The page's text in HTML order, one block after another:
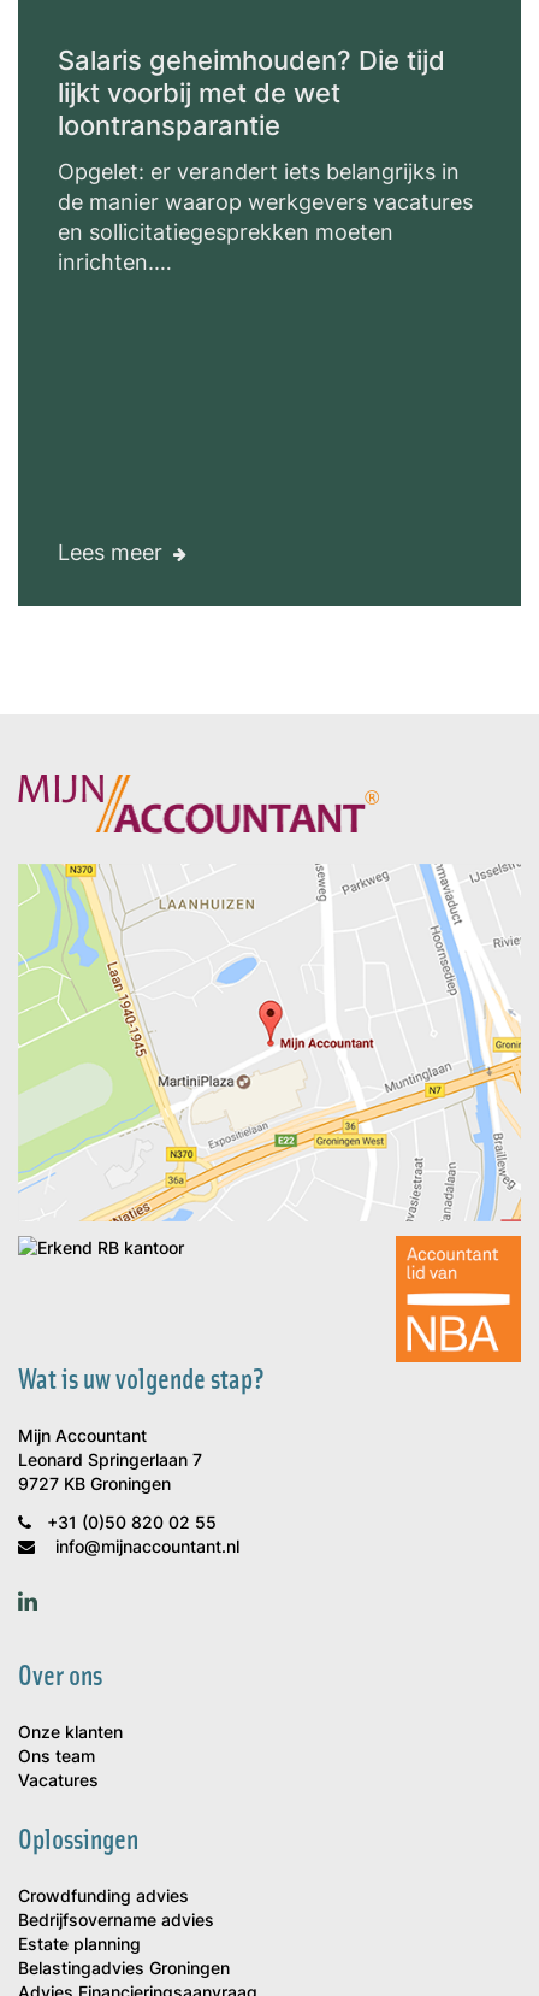
Salaris geheimhouden? Die tijd
lijkt voorbij met de wet
loontransparantie
Opgelet: er verandert iets belangrijks in
de manier waarop werkgevers vacatures
en sollicitatiegesprekken moeten
inrichten.…
Lees meer
Wat is uw volgende stap?
Mijn Accountant
Leonard Springerlaan 7
9727 KB Groningen
+31 (0)50 820 02 55
info@mijnaccountant.nl
Over ons
Onze klanten
Ons team
Vacatures
Oplossingen
Crowdfunding advies
Bedrijfsovername advies
Estate planning
Belastingadvies Groningen